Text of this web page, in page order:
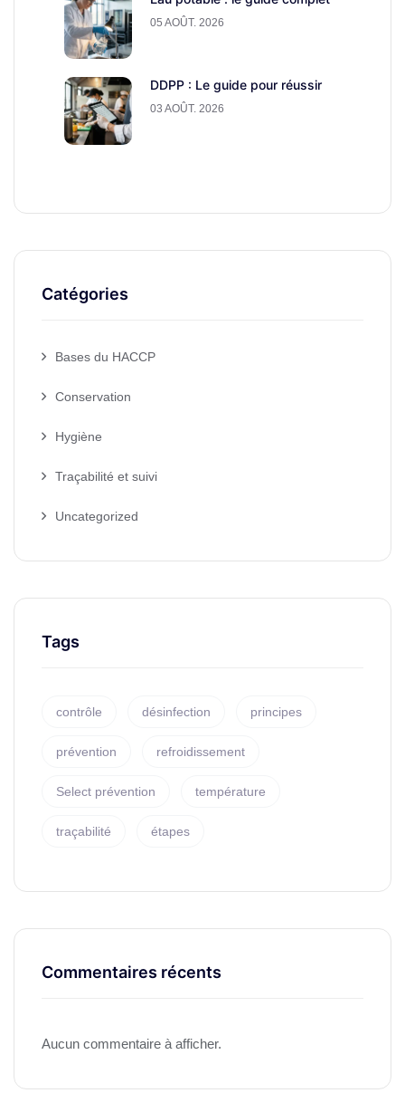
05 AOÛT. 2026
DDPP : Le guide pour réussir
03 AOÛT. 2026
Catégories
Bases du HACCP
Conservation
Hygiène
Traçabilité et suivi
Uncategorized
Tags
contrôle désinfection principes
prévention refroidissement
Select prévention température
traçabilité étapes
Commentaires récents
Aucun commentaire à afficher.